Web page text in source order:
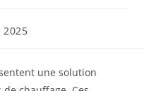
une solution